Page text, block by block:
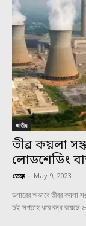
জাতীয়
তীব্র কয়লা
লোডশেডিং
ডেস্ক - May 9, 2023
ডলারের অভাবে তীব্র কয়লা
দুই সপ্তাহ ধরে বন্ধ রয়েছে